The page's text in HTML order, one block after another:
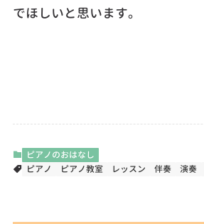
でほしいと思います。
ピアノのおはなし
ピアノ
ピアノ教室 レッスン 伴奏 演奏